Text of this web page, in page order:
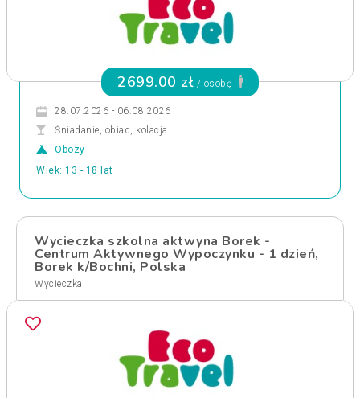
2699.00 zł / osobę
28.07.2026 - 06.08.2026
Śniadanie, obiad, kolacja
Obozy
Wiek: 13 - 18 lat
Wycieczka szkolna aktwyna Borek -
Centrum Aktywnego Wypoczynku - 1 dzień,
Borek k/Bochni, Polska
Wycieczka